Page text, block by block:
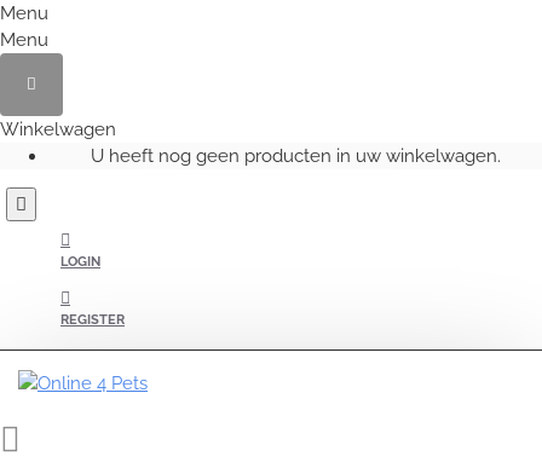
Menu
Menu
Winkelwagen
U heeft nog geen producten in uw winkelwagen.
LOGIN
REGISTER